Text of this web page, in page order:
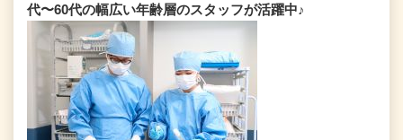
代〜60代の幅広い年齢層のスタッフが活躍中♪